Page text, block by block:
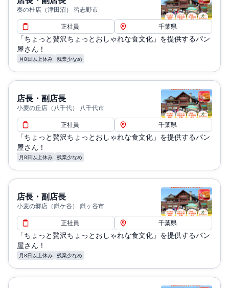
奏の杜店（津田沼） 習志野市
正社員 千葉県
「ちょっと贅沢ちょっとおしゃれな食文化」を提供するパン
屋さん！
月8日以上休み 残業少なめ
店長・副店長
小麦の丘店（八千代） 八千代市
正社員 千葉県
「ちょっと贅沢ちょっとおしゃれな食文化」を提供するパン
屋さん！
月8日以上休み 残業少なめ
店長・副店長
小麦の郷店（鎌ケ谷） 鎌ヶ谷市
正社員 千葉県
「ちょっと贅沢ちょっとおしゃれな食文化」を提供するパン
屋さん！
月8日以上休み 残業少なめ